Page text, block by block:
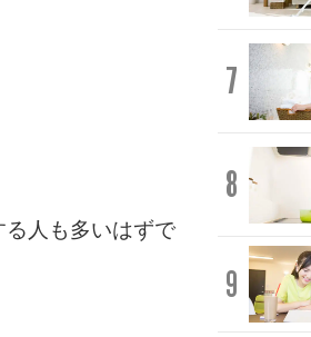
人も多いはずで
7
8
9